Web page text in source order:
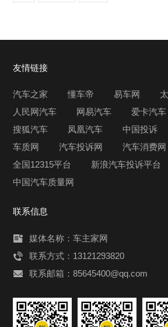
友情链接
汽车之家 懂车帝 易车网
人民网汽车
网易汽车 爱卡汽车
搜狐汽车
凤凰汽车 中国投诉
车质网
汽车投诉网 汽车消费网
全国12315平台
新浪汽车投诉平台
中国汽车质量网
联系信息
媒体名称：车主家网
联系方式：13121293820
联系邮箱：85645400@qq.com